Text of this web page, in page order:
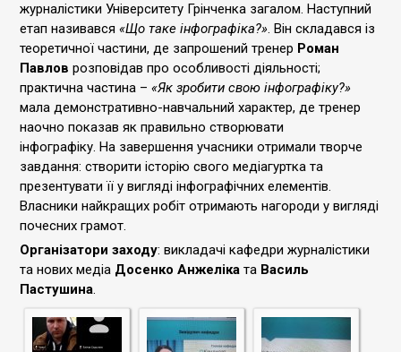
журналістики Університету Грінченка загалом. Наступний
етап називався «Що таке інфографіка?». Він складався із
теоретичної частини, де запрошений тренер Роман
Павлов розповідав про особливості діяльності;
практична частина – «Як зробити свою інфографіку?»
мала демонстративно-навчальний характер, де тренер
наочно показав як правильно створювати
інфографіку. На завершення учасники отримали творче
завдання: створити історію свого медіагуртка та
презентувати її у вигляді інфографічних елементів.
Власники найкращих робіт отримають нагороди у вигляді
почесних грамот.
Організатори заходу: викладачі кафедри журналістики
та нових медіа Досенко Анжеліка та Василь
Пастушина.